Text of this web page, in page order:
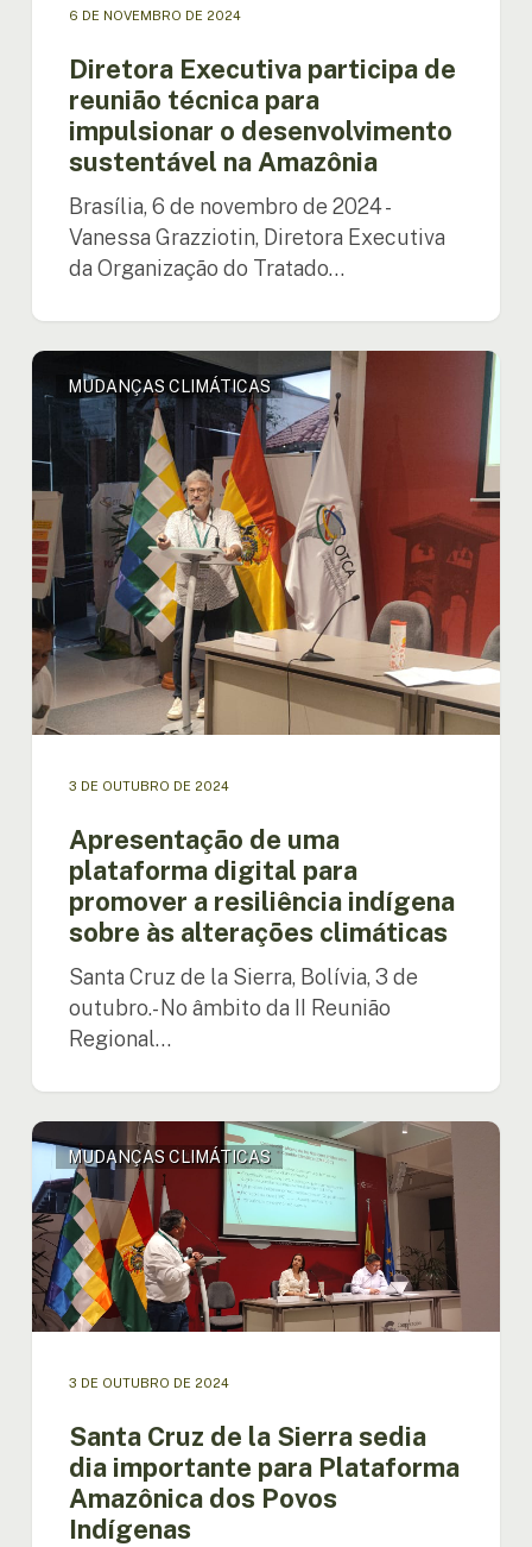
6 DE NOVEMBRO DE 2024
Diretora Executiva participa de
reunião técnica para
impulsionar o desenvolvimento
sustentável na Amazônia
Brasília, 6 de novembro de 2024 -
Vanessa Grazziotin, Diretora Executiva
da Organização do Tratado…
Apresentação
plataforma
digital
para
promover
a
resiliência
indígena
sobre
às
alterações
climáticas
MUDANÇAS CLIMÁTICAS
3 DE OUTUBRO DE 2024
Apresentação de uma
plataforma digital para
promover a resiliência indígena
sobre às alterações climáticas
Santa Cruz de la Sierra, Bolívia, 3 de
outubro.- No âmbito da II Reunião
Regional…
Santa
de
la
Sierra
sedia
dia
importante
Amazônica
Povos
Indígenas
MUDANÇAS CLIMÁTICAS
3 DE OUTUBRO DE 2024
Santa Cruz de la Sierra sedia
dia importante para Plataforma
Amazônica dos Povos
Indígenas